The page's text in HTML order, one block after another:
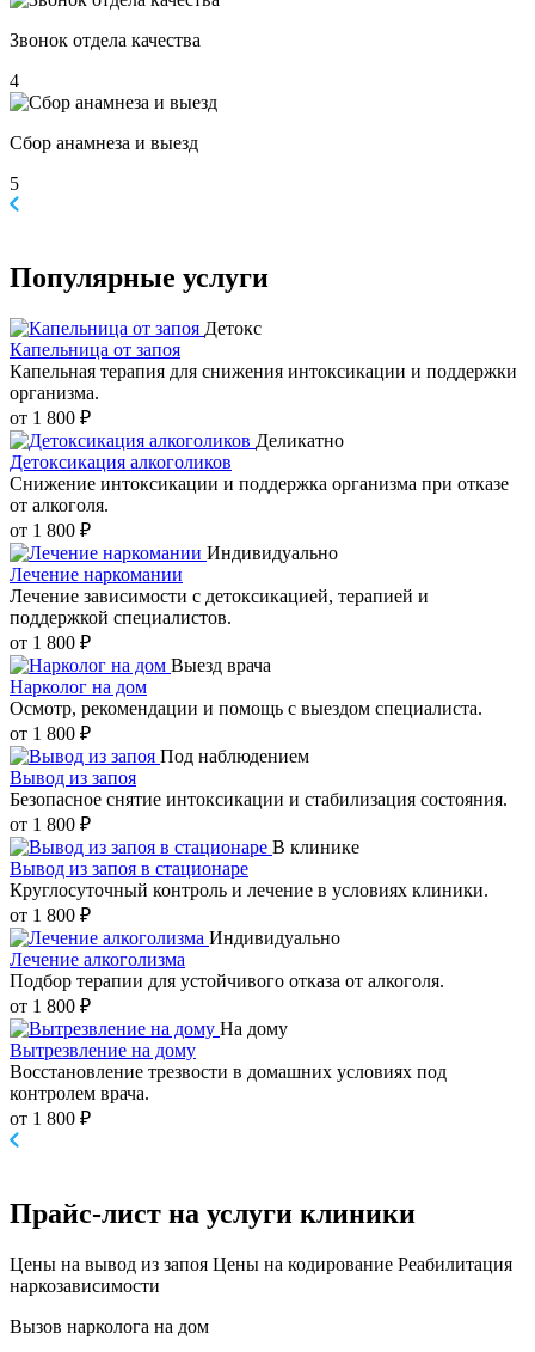
Звонок отдела качества
4
Сбор анамнеза и выезд
5
Популярные услуги
Детокс
Капельница от запоя
Капельная терапия для снижения интоксикации и поддержки
организма.
от 1 800 ₽
Деликатно
Детоксикация алкоголиков
Снижение интоксикации и поддержка организма при отказе
от алкоголя.
от 1 800 ₽
Индивидуально
Лечение наркомании
Лечение зависимости с детоксикацией, терапией и
поддержкой специалистов.
от 1 800 ₽
Выезд врача
Нарколог на дом
Осмотр, рекомендации и помощь с выездом специалиста.
от 1 800 ₽
Под наблюдением
Вывод из запоя
Безопасное снятие интоксикации и стабилизация состояния.
от 1 800 ₽
В клинике
Вывод из запоя в стационаре
Круглосуточный контроль и лечение в условиях клиники.
от 1 800 ₽
Индивидуально
Лечение алкоголизма
Подбор терапии для устойчивого отказа от алкоголя.
от 1 800 ₽
На дому
Вытрезвление на дому
Восстановление трезвости в домашних условиях под
контролем врача.
от 1 800 ₽
Прайс-лист на услуги клиники
Цены на вывод из запоя Цены на кодирование Реабилитация
наркозависимости
Вызов нарколога на дом